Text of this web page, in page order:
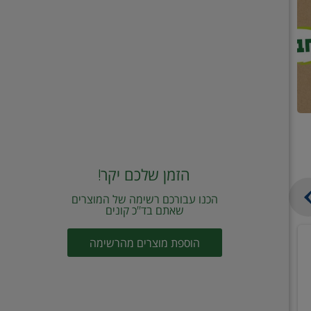
הזמן שלכם יקר!
הכנו עבורכם רשימה של המוצרים
שאתם בד"כ קונים
הוספת מוצרים מהרשימה